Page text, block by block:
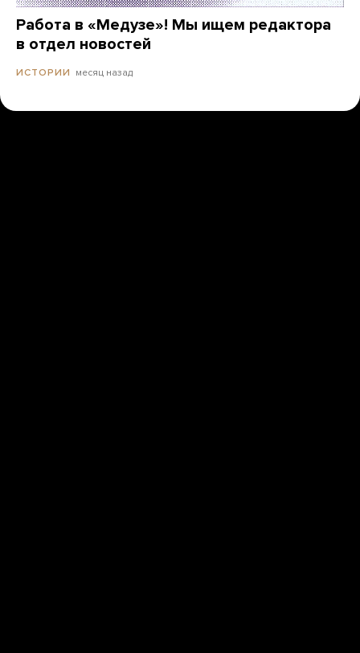
Работа в «Медузе»! Мы ищем редактора
в отдел новостей
ИСТОРИИ месяц назад